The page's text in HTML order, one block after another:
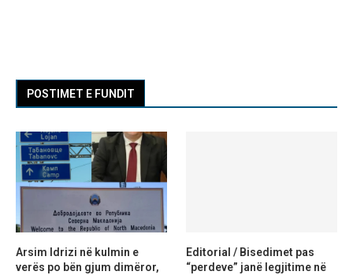
POSTIMET E FUNDIT
Arsim Idrizi në kulmin e
verës po bën gjum dimëror,
Editorial / Bisedimet pas
“perdeve” janë legjitime në